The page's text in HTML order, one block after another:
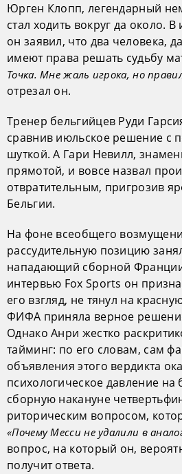
Юрген Клопп, легендарный
стал ходить вокруг да около.
он заявил, что два человека,
имеют права решать судьбу
Точка. Мне жаль игрока, но
отрезал он.
Тренер бельгийцев Руди
сравнив июльское решение с
шуткой. А Гари Невилл,
прямотой, и вовсе назвал
отвратительным, пригрозив
Бельгии.
На фоне всеобщего
рассудительную позицию
нападающий сборной
интервью Fox Sports он
его взгляд, не тянул на
ФИФА приняла верное
Однако Анри жестко
тайминг: по его словам, сам
объявления этого вердикта
психологическое давление на
сборную накануне
риторическим вопросом,
«Почему Месси не удалили в
вопрос, на который он,
получит ответа.